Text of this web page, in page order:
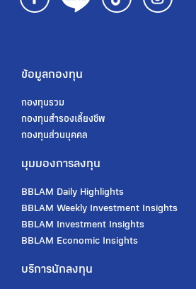
ข้อมูลกองทุน
กองทุนรวม
กองทุนสํารองเลี้ยงชีพ
กองทุนส่วนบุคคล
มุมมองการลงทุน
BBLAM Daily Highlights
BBLAM Weekly Investment Insights
BBLAM Investment Insights
BBLAM Economic Insights
บริการนักลงทุน